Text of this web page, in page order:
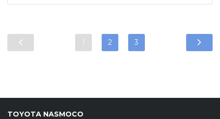
1 2 3
TOYOTA NASMOCO